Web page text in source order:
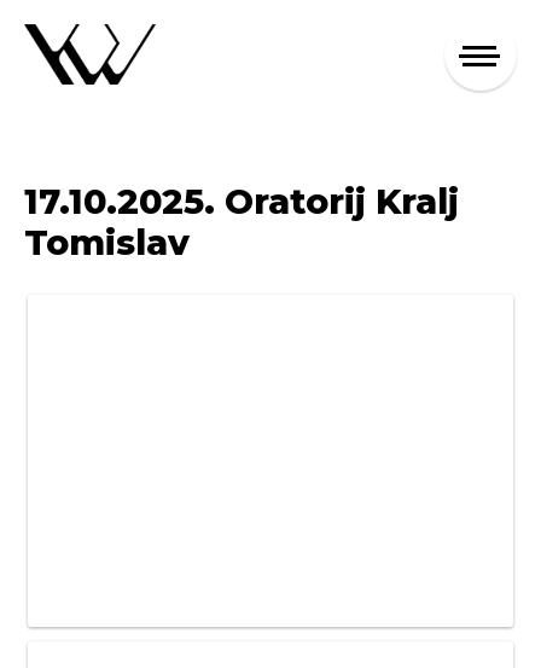
17.10.2025. Oratorij Kralj
Tomislav